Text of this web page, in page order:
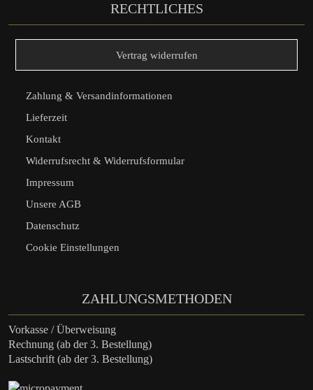
RECHTLICHES
Vertrag widerrufen
Zahlung & Versandinformationen
Lieferzeit
Kontakt
Widerrufsrecht & Widerrufsformular
Impressum
Unsere AGB
Datenschutz
Cookie Einstellungen
ZAHLUNGSMETHODEN
Vorkasse / Überweisung
Rechnung (ab der 3. Bestellung)
Lastschrift (ab der 3. Bestellung)